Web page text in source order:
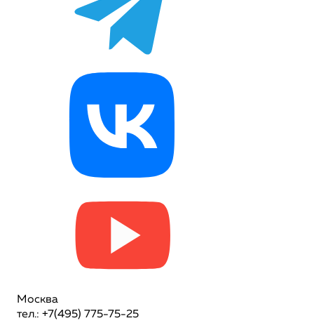
Москва
тел.: +7(495) 775-75-25